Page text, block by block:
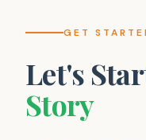
GET
Let's
Story